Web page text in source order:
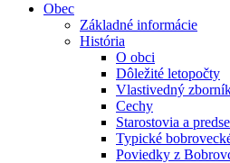
Obec
Základné informácie
História
O obci
Dôležité letopočty
Vlastivedný
Cechy
Starostovia a
Typické
Poviedky z